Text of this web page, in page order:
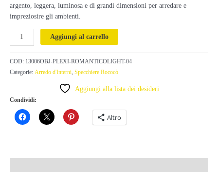
argento, leggera, luminosa e di grandi dimensioni per arredare e
impreziosire gli ambienti.
Specchiere
Rococò
-
Romantico
Light
quantità
Aggiungi al carrello
COD: 13006OBJ-PLEXI-ROMANTICOLIGHT-04
Categorie: Arredo d'Interni Specchiere Rococò
Aggiungi alla lista dei desideri
Condividi:
Altro